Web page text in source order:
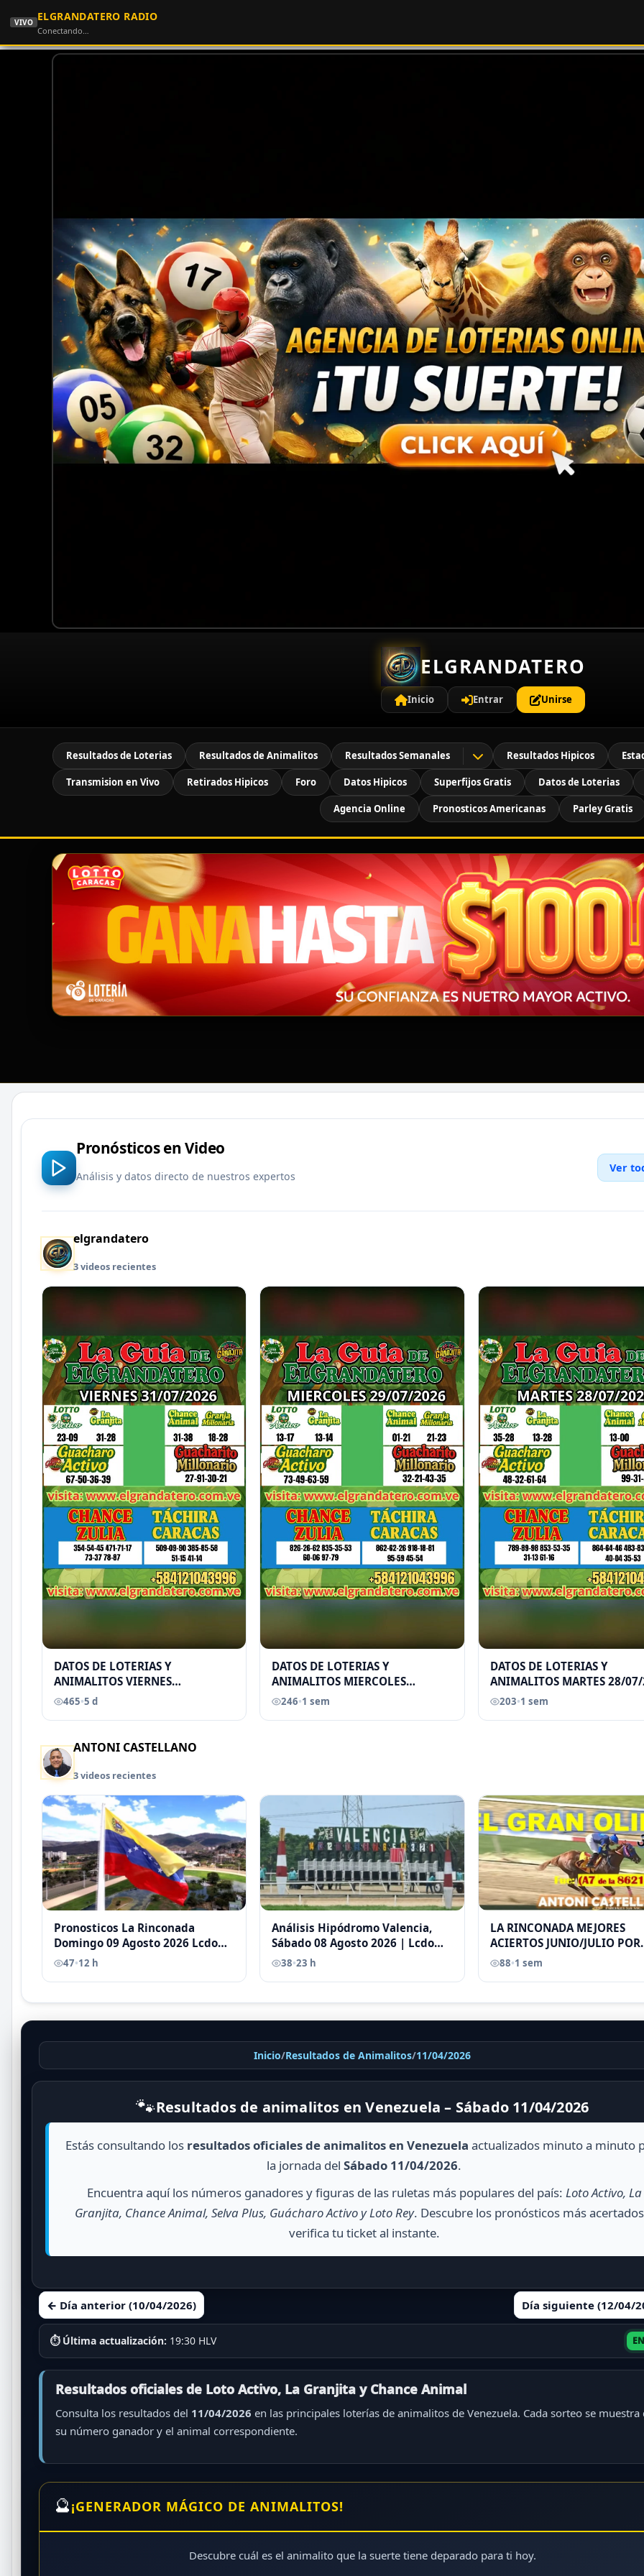
VIVO ELGRANDATERO RADIO
Conectando…
ELGRANDATERO
Inicio Entrar Unirse
Resultados de Loterias Resultados de Animalitos Resultados Semanales Resultados Hipicos
Transmision en Vivo Retirados Hipicos Foro Datos Hipicos Superfijos Gratis Datos de Loterias
Agencia Online Pronosticos Americanas Parley Gratis
Pronósticos en Video
Análisis y datos directo de nuestros expertos
Ver
elgrandatero
3 videos recientes
DATOS DE LOTERIAS Y
ANIMALITOS VIERNES
31/07/2026
465•5 d
DATOS DE LOTERIAS Y
ANIMALITOS MIERCOLES
29/07/2026 ELGRANDATERO JOSE
246•1 sem
DATOS DE LOTERIAS Y
ANIMALITOS MARTES 28/07/
ELGRANDATERO JOSE EREU
203•1 sem
ANTONI CASTELLANO
3 videos recientes
Pronosticos La Rinconada
Domingo 09 Agosto 2026 Lcdo
Antoni Castellano
47•12 h
Análisis Hipódromo Valencia,
Sábado 08 Agosto 2026 | Lcdo
Antoni Castellano |
38•23 h
LA RINCONADA MEJORES
ACIERTOS JUNIO/JULIO POR
ANTONI CASTELLANO
88•1 sem
Inicio/Resultados de Animalitos/11/04/2026
🐾Resultados de animalitos en Venezuela – Sábado 11/04/2026
Estás consultando los resultados oficiales de animalitos en Venezuela actualizados minuto a minuto
la jornada del Sábado 11/04/2026.
Encuentra aquí los números ganadores y figuras de las ruletas más populares del país: Loto Activo, La
Granjita, Chance Animal, Selva Plus, Guácharo Activo y Loto Rey. Descubre los pronósticos más
verifica tu ticket al instante.
← Día anterior (10/04/2026) Día siguiente (12/04/
⏱ Última actualización: 19:30 HLV
Resultados oficiales de Loto Activo, La Granjita y Chance Animal
Consulta los resultados del 11/04/2026 en las principales loterías de animalitos de Venezuela. Cada sorteo se muestra
su número ganador y el animal correspondiente.
🔮¡GENERADOR MÁGICO DE ANIMALITOS!
Descubre cuál es el animalito que la suerte tiene deparado para ti hoy.